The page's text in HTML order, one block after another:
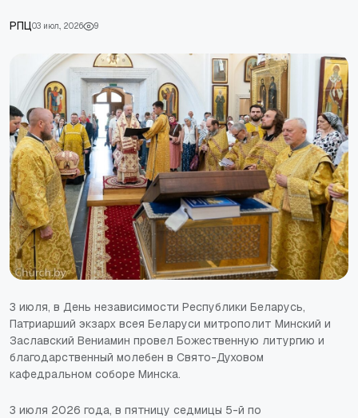
РПЦ03 июл., 2026 9
3 июля, в День независимости Республики Беларусь,
Патриарший экзарх всея Беларуси митрополит Минский и
Заславский Вениамин провел Божественную литургию и
благодарственный молебен в Свято-Духовом
кафедральном соборе Минска.
3 июля 2026 года, в пятницу седмицы 5-й по